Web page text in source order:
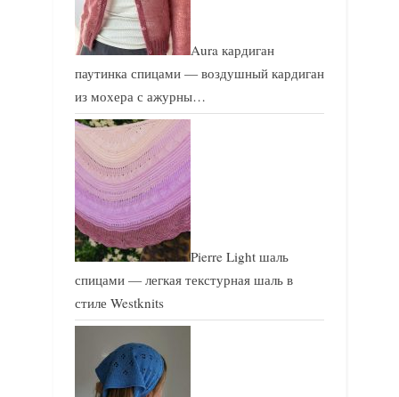
Aura кардиган
паутинка спицами — воздушный кардиган
из мохера с ажурны…
Pierre Light шаль
спицами — легкая текстурная шаль в
стиле Westknits